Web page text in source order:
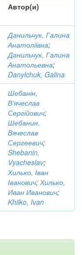
Автор(и)
Данильчук, Галина
Анатоліївна;
Данильчук, Галина
Анатольевна;
Danylchuk, Galina
Шебанін,
В’ячеслав
Сергійович;
Шебанин,
Вячеслав
Сергеевич;
Shebanin,
Vyacheslav;
Хилько, Іван
Іванович; Хилько,
Иван Иванович;
Khilko, Ivan